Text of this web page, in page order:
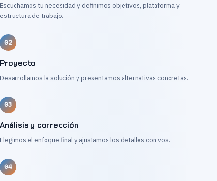
Escuchamos tu necesidad y definimos objetivos, plataforma y
estructura de trabajo.
Proyecto
Desarrollamos la solución y presentamos alternativas concretas.
Análisis y corrección
Elegimos el enfoque final y ajustamos los detalles con vos.